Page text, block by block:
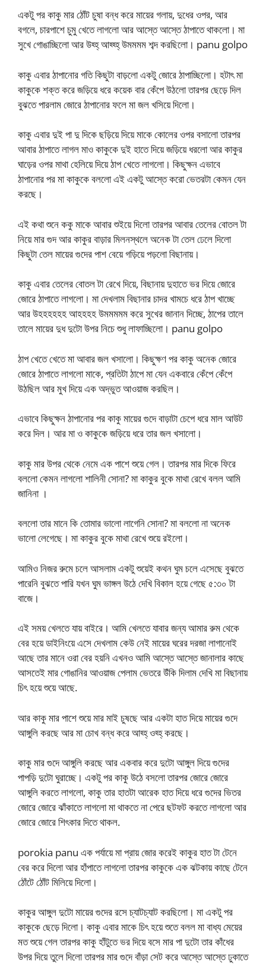
একটু পর কাকু মার ঠোঁট চুষা বন্ধ করে মায়ের গলায়, দুধের ওপর, আর
বগলে, চারপাশে চুমু খেতে লাগলো আর আস্তে আস্তে ঠাপাতে থাকলো। মা
সুখে গোঙাচ্ছিলো আর উহ্হ্ আহ্হ্হ্ উমমমম শব্দ করছিলো। panu golpo
কাকু এবার ঠাপানোর গতি কিছুটা বাড়লো একটু জোরে ঠাপাচ্ছিলো। হটাৎ মা
কাকুকে শক্ত করে জড়িয়ে ধরে কয়েক বার কেঁপে উঠলো তারপর ছেড়ে দিল
বুঝতে পারলাম জোরে ঠাপানোর ফলে মা জল খসিয়ে দিলো।
কাকু এবার দুই পা দু দিকে ছড়িয়ে দিয়ে মাকে কোলের ওপর বসালো তারপর
আবার ঠাপাতে লাগল মাও কাকুকে দুই হাতে দিয়ে জড়িয়ে ধরলো আর কাকুর
ঘাড়ের ওপর মাথা হেলিয়ে দিয়ে ঠাপ খেতে লাগলো। কিছুক্ষন এভাবে
ঠাপানোর পর মা কাকুকে বললো এই একটু আস্তে করো ভেতরটা কেমন যেন
করছে।
এই কথা শুনে ককু মাকে আবার শুইয়ে দিলো তারপর আবার তেলের বোতল টা
নিয়ে মার গুদ আর কাকুর বাড়ার মিলনস্থলে অনেক টা তেল ঢেলে দিলো
কিছুটা তেল মায়ের গুদের পাশ বেয়ে গড়িয়ে পড়লো বিছানায়।
কাকু এবার তেলের বোতল টা রেখে দিয়ে, বিছানায় দুহাতে ভর দিয়ে জোরে
জোরে ঠাপাতে লাগলো। মা দেখলাম বিছানার চাদর খামচে ধরে ঠাপ খাচ্ছে
আর উহহহহহহ আহহহহ উমমমমম করে সুখের জানান দিচ্ছে, ঠাপের তালে
তালে মায়ের দুধ দুটো উপর নিচে শুধু লাফাচ্ছিলো। panu golpo
ঠাপ খেতে খেতে মা আবার জল খসালো। কিছুক্ষণ পর কাকু অনেক জোরে
জোরে ঠাপাতে লাগলো মাকে, প্রতিটা ঠাপে মা যেন একবারে কেঁপে কেঁপে
উঠছিল আর মুখ দিয়ে এক অদ্ভুত আওয়াজ করছিল।
এভাবে কিছুক্ষন ঠাপানোর পর কাকু মায়ের গুদে বাড়াটা চেপে ধরে মাল আউট
করে দিল। আর মা ও কাকুকে জড়িয়ে ধরে তার জল খসালো।
কাকু মার উপর থেকে নেমে এক পাশে শুয়ে গেল। তারপর মার দিকে ফিরে
বললো কেমন লাগলো শালিনী সোনা? মা কাকুর বুকে মাথা রেখে বলল আমি
জানিনা ।
বললো তার মানে কি তোমার ভালো লাগেনি সোনা? মা বললো না অনেক
ভালো লেগেছে। মা কাকুর বুকে মাথা রেখে শুয়ে রইলো।
আমিও নিজর রুমে চলে আসলাম একটু শুয়েই কথন ঘুম চলে এসেছে বুঝতে
পারেনি বুঝতে পারি যখন ঘুম ভাঙ্গল উঠে দেখি বিকাল হয়ে গেছে ৫:৩০ টা
বাজে।
এই সময় খেলতে যায় বাইরে। আমি খেলতে যাবার জন্য আমার রুম থেকে
বের হয়ে ডাইনিংয়ে এসে দেখলাম কেউ নেই মায়ের ঘরের দরজা লাগানোই
আছে তার মানে ওরা বের হয়নি এখনও আমি আস্তে আস্তে জানালার কাছে
আসতেই মার গোঙানির আওয়াজ পেলাম ভেতরে উঁকি দিলাম দেখি মা বিছানায়
চিৎ হয়ে শুয়ে আছে.
আর কাকু মার পাশে শুয়ে মার মাই চুষছে আর একটা হাত দিয়ে মায়ের গুদে
আঙ্গুলি করছে আর মা চোখ বন্ধ করে আহ্হ্ ওহ্হ্ করছে।
কাকু মার গুদে আঙ্গুলি করছে আর একবার করে দুটো আঙ্গুল দিয়ে গুদের
পাপড়ি দুটো ঘুরাচ্ছে। একটু পর কাকু উঠে বসলো তারপর জোরে জোরে
আঙ্গুলি করতে লাগলো, কাকু তার হাতটা আরেক হাত দিয়ে ধরে গুদের ভিতর
জোরে জোরে ঝাঁকাতে লাগলো মা থাকতে না পেরে ছটফট করতে লাগলো আর
জোরে জোরে শিৎকার দিতে থাকল.
porokia panu এক পর্যায়ে মা প্রায় জোর করেই কাকুর হাত টা টেনে
বের করে দিলো আর হাঁপাতে লাগলো তারপর কাকুকে এক ঝটকায় কাছে টেনে
ঠোঁটে ঠোঁট মিলিয়ে দিলো।
কাকুর আঙ্গুল দুটো মায়ের গুদের রসে চ্যাটচ্যাট করছিলো। মা একটু পর
কাকুকে ছেড়ে দিলো। কাকু এবার মাকে চিৎ হয়ে শুতে বলল মা বাধ্য মেয়ের
মত শুয়ে গেল তারপর কাকু হাঁটুতে ভর দিয়ে বসে মার পা দুটো তার কাঁধের
উপর দিয়ে তুলে দিলো তারপর মার গুদে বাঁড়া সেট করে আস্তে আস্তে ঢুকাতে